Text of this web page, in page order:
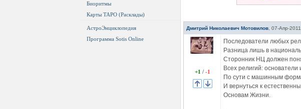
Биоритмы
Карты ТАРО (Расклады)
АстроЭнциклопедия
Программа Sotis Online
Дмитрий Николаевич Мотовилов 07-Апр-
+1 / -1
Последователи любых
Разница лишь в
Сторонник НЦ должен
Всех религий:
По сути с машинным
И вернуться к
Основам Жизни.